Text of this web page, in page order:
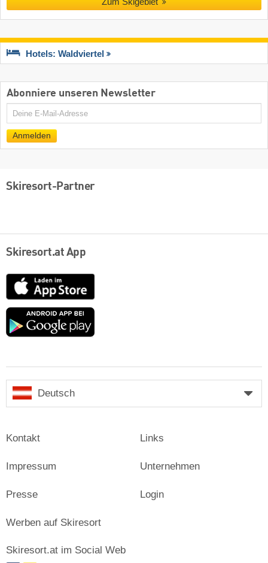
Hotels: Waldviertel
Abonniere unseren Newsletter
E-
Anmelden
Skiresort-Partner
Skiresort.at App
App
Store
Google
Deutsch
Kontakt
Impressum
Presse
Links
Unternehmen
Login
Werben auf Skiresort
Skiresort.at im Social Web